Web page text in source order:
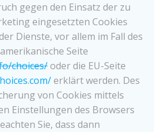
gegen den Einsatz der zu
eingesetzten Cookies
Dienste, vor allem im Fall des
Seite
choices/oder die EU-Seite
erklärt werden. Des
von Cookies mittels
Einstellungen des Browsers
Sie, dass dann